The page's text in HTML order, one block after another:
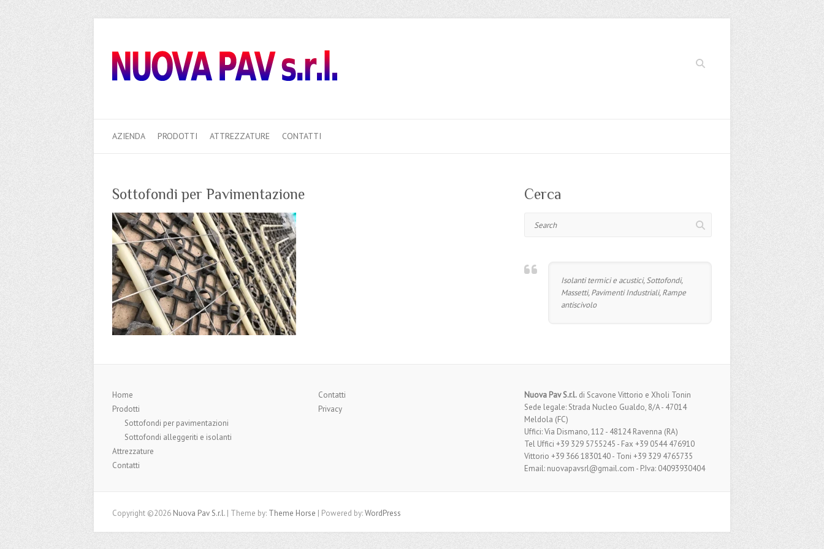
Search
AZIENDA PRODOTTI ATTREZZATURE CONTATTI
Sottofondi per Pavimentazione Cerca
Isolanti termici e acustici, Sottofondi,
Massetti, Pavimenti Industriali, Rampe
antiscivolo
Home
Prodotti
Sottofondi per pavimentazioni
Sottofondi alleggeriti e isolanti
Attrezzature
Contatti
Contatti
Privacy
Nuova Pav S.r.l.di Scavone Vittorio e Xholi Tonin
Sede legale: Strada Nucleo Gualdo, 8/A - 47014
Meldola (FC)
Uffici: Via Dismano, 112 - 48124 Ravenna (RA)
Tel Uffici +39 329 5755245 - Fax +39 0544 476910
Vittorio +39 366 1830140 - Toni +39 329 4765735
Email: nuovapavsrl@gmail.com - P.Iva: 04093930404
Copyright ©2026 Nuova Pav S.r.l. | Theme by: Theme Horse | Powered by:WordPress